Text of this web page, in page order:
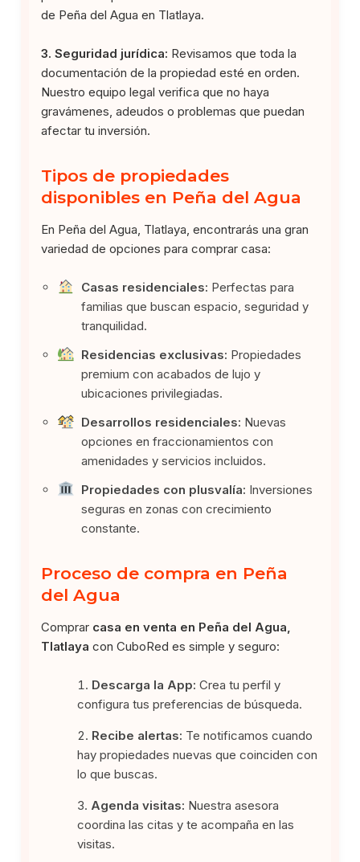
de Peña del Agua en Tlatlaya.
3. Seguridad jurídica: Revisamos que toda la
documentación de la propiedad esté en orden.
Nuestro equipo legal verifica que no haya
gravámenes, adeudos o problemas que puedan
afectar tu inversión.
Tipos de propiedades
disponibles en Peña del Agua
En Peña del Agua, Tlatlaya, encontrarás una gran
variedad de opciones para comprar casa:
Casas residenciales: Perfectas para
familias que buscan espacio, seguridad y
tranquilidad.
Residencias exclusivas: Propiedades
premium con acabados de lujo y
ubicaciones privilegiadas.
Desarrollos residenciales: Nuevas
opciones en fraccionamientos con
amenidades y servicios incluidos.
Propiedades con plusvalía: Inversiones
seguras en zonas con crecimiento
constante.
Proceso de compra en Peña
del Agua
Comprar casa en venta en Peña del Agua,
Tlatlaya con CuboRed es simple y seguro:
Descarga la App: Crea tu perfil y
configura tus preferencias de búsqueda.
Recibe alertas: Te notificamos cuando
hay propiedades nuevas que coinciden con
lo que buscas.
Agenda visitas: Nuestra asesora
coordina las citas y te acompaña en las
visitas.